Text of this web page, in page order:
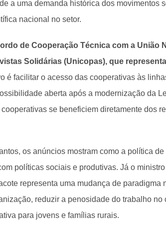
a uma demanda histórica dos movimentos
nacional no setor.
de Cooperação Técnica com a União
Solidárias (Unicopas), que
é facilitar o acesso das cooperativas às
aberta após a modernização da
se beneficiem diretamente dos
os anúncios mostram como a política
políticas sociais e produtivas. Já o
representa uma mudança de paradigma
reduzir a penosidade do trabalho no
para jovens e famílias rurais.